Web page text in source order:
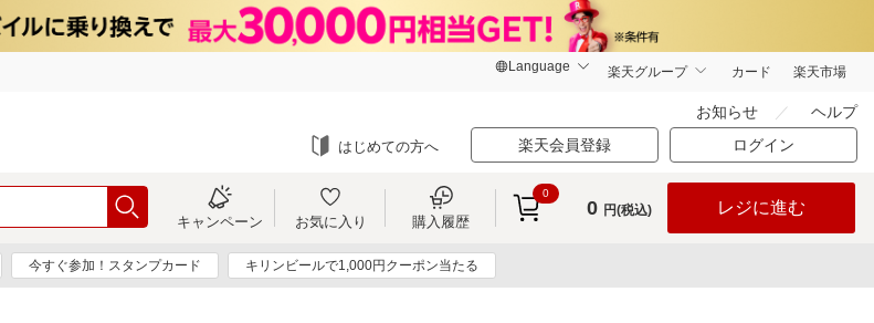
楽天グループ カード 楽天市場
お知らせ ヘルプ
はじめての方へ 楽天会員登録 ログイン
キャンペーン お気に入り 購入履歴
0
0 円(税込) レジに進む
今すぐ参加！スタンプカード キリンビールで1,000円クーポン当たる